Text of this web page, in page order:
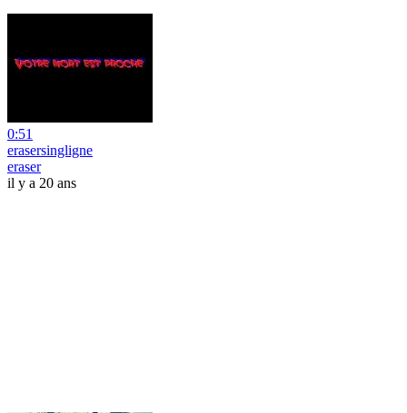
0:51
erasersingligne
eraser
il y a 20 ans